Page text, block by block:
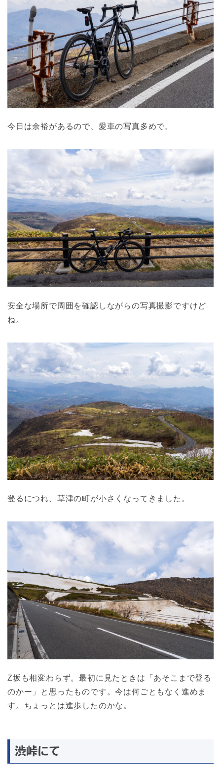
今日は余裕があるので、愛車の写真多めで。
安全な場所で周囲を確認しながらの写真撮影ですけど
ね。
登るにつれ、草津の町が小さくなってきました。
Z坂も相変わらず。最初に見たときは「あそこまで登る
のかー」と思ったものです。今は何ごともなく進めま
す。ちょっとは進歩したのかな。
渋峠にて